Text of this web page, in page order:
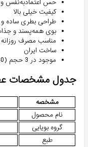
حس اعتماد‌به‌نفس
کیفیت خیلی بالا
طراحی بطری ساده
بوی همه‌پسند و
مناسب مصرف
ساخت ایران
موجود در 3 حجم (30 میل - 50 میل و 100 میل)
جدول مشخصات
مشخصه
نام محصول
گروه بویایی
طبع